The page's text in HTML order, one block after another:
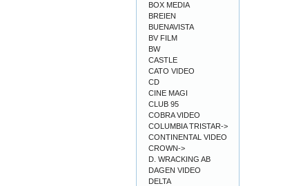
BOX MEDIA
BREIEN
BUENAVISTA
BV FILM
BW
CASTLE
CATO VIDEO
CD
CINE MAGI
CLUB 95
COBRA VIDEO
COLUMBIA TRISTAR->
CONTINENTAL VIDEO
CROWN->
D. WRACKING AB
DAGEN VIDEO
DELTA